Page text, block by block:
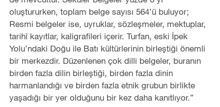
oluştururken, toplam belge sayısı 564’ü buluyor;
Resmi belgeler ise, uyruklar, sözleşmeler, mektuplar,
tarihî kayıtlar, kaligrafileri içerir. Turfan, eski İpek
Yolu’ndaki Doğu ile Batı kültürlerinin birleştiği önemli
bir merkezdir. Düzenlenen çok dilli belgeler, buranın
birden fazla dilin birleştiği, birden fazla dinin
harmanlandığı ve birden fazla etnik grubun birlikte
yaşadığı bir yer olduğunu bir kez daha kanıtlıyor.”